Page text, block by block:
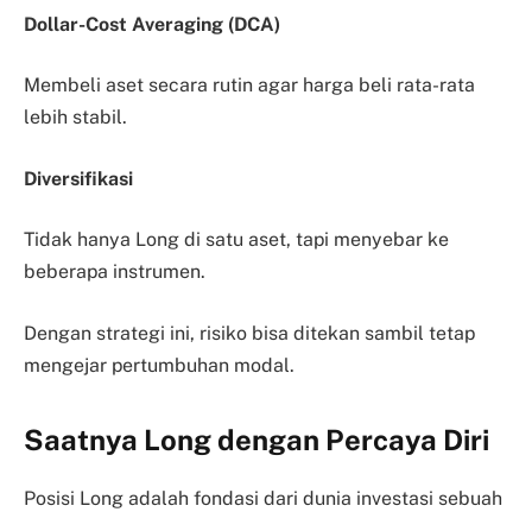
Dollar-Cost Averaging (DCA)
Membeli aset secara rutin agar harga beli rata-rata
lebih stabil.
Diversifikasi
Tidak hanya Long di satu aset, tapi menyebar ke
beberapa instrumen.
Dengan strategi ini, risiko bisa ditekan sambil tetap
mengejar pertumbuhan modal.
Saatnya Long dengan Percaya Diri
Posisi Long adalah fondasi dari dunia investasi sebuah